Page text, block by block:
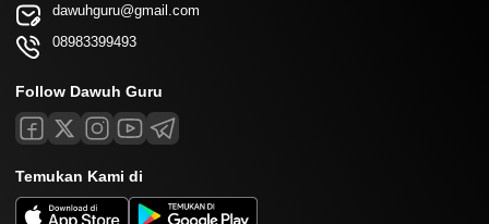
dawuhguru@gmail.com
08983399493
Follow Dawuh Guru
Temukan Kami di